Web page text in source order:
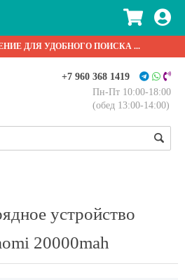
ДЛЯ УДОБНОГО ПОИСКА ...
+7 960 368 1419
Пн-Пт 10:00-18:00
(обед 13:00-14:00)
устройство
20000mah